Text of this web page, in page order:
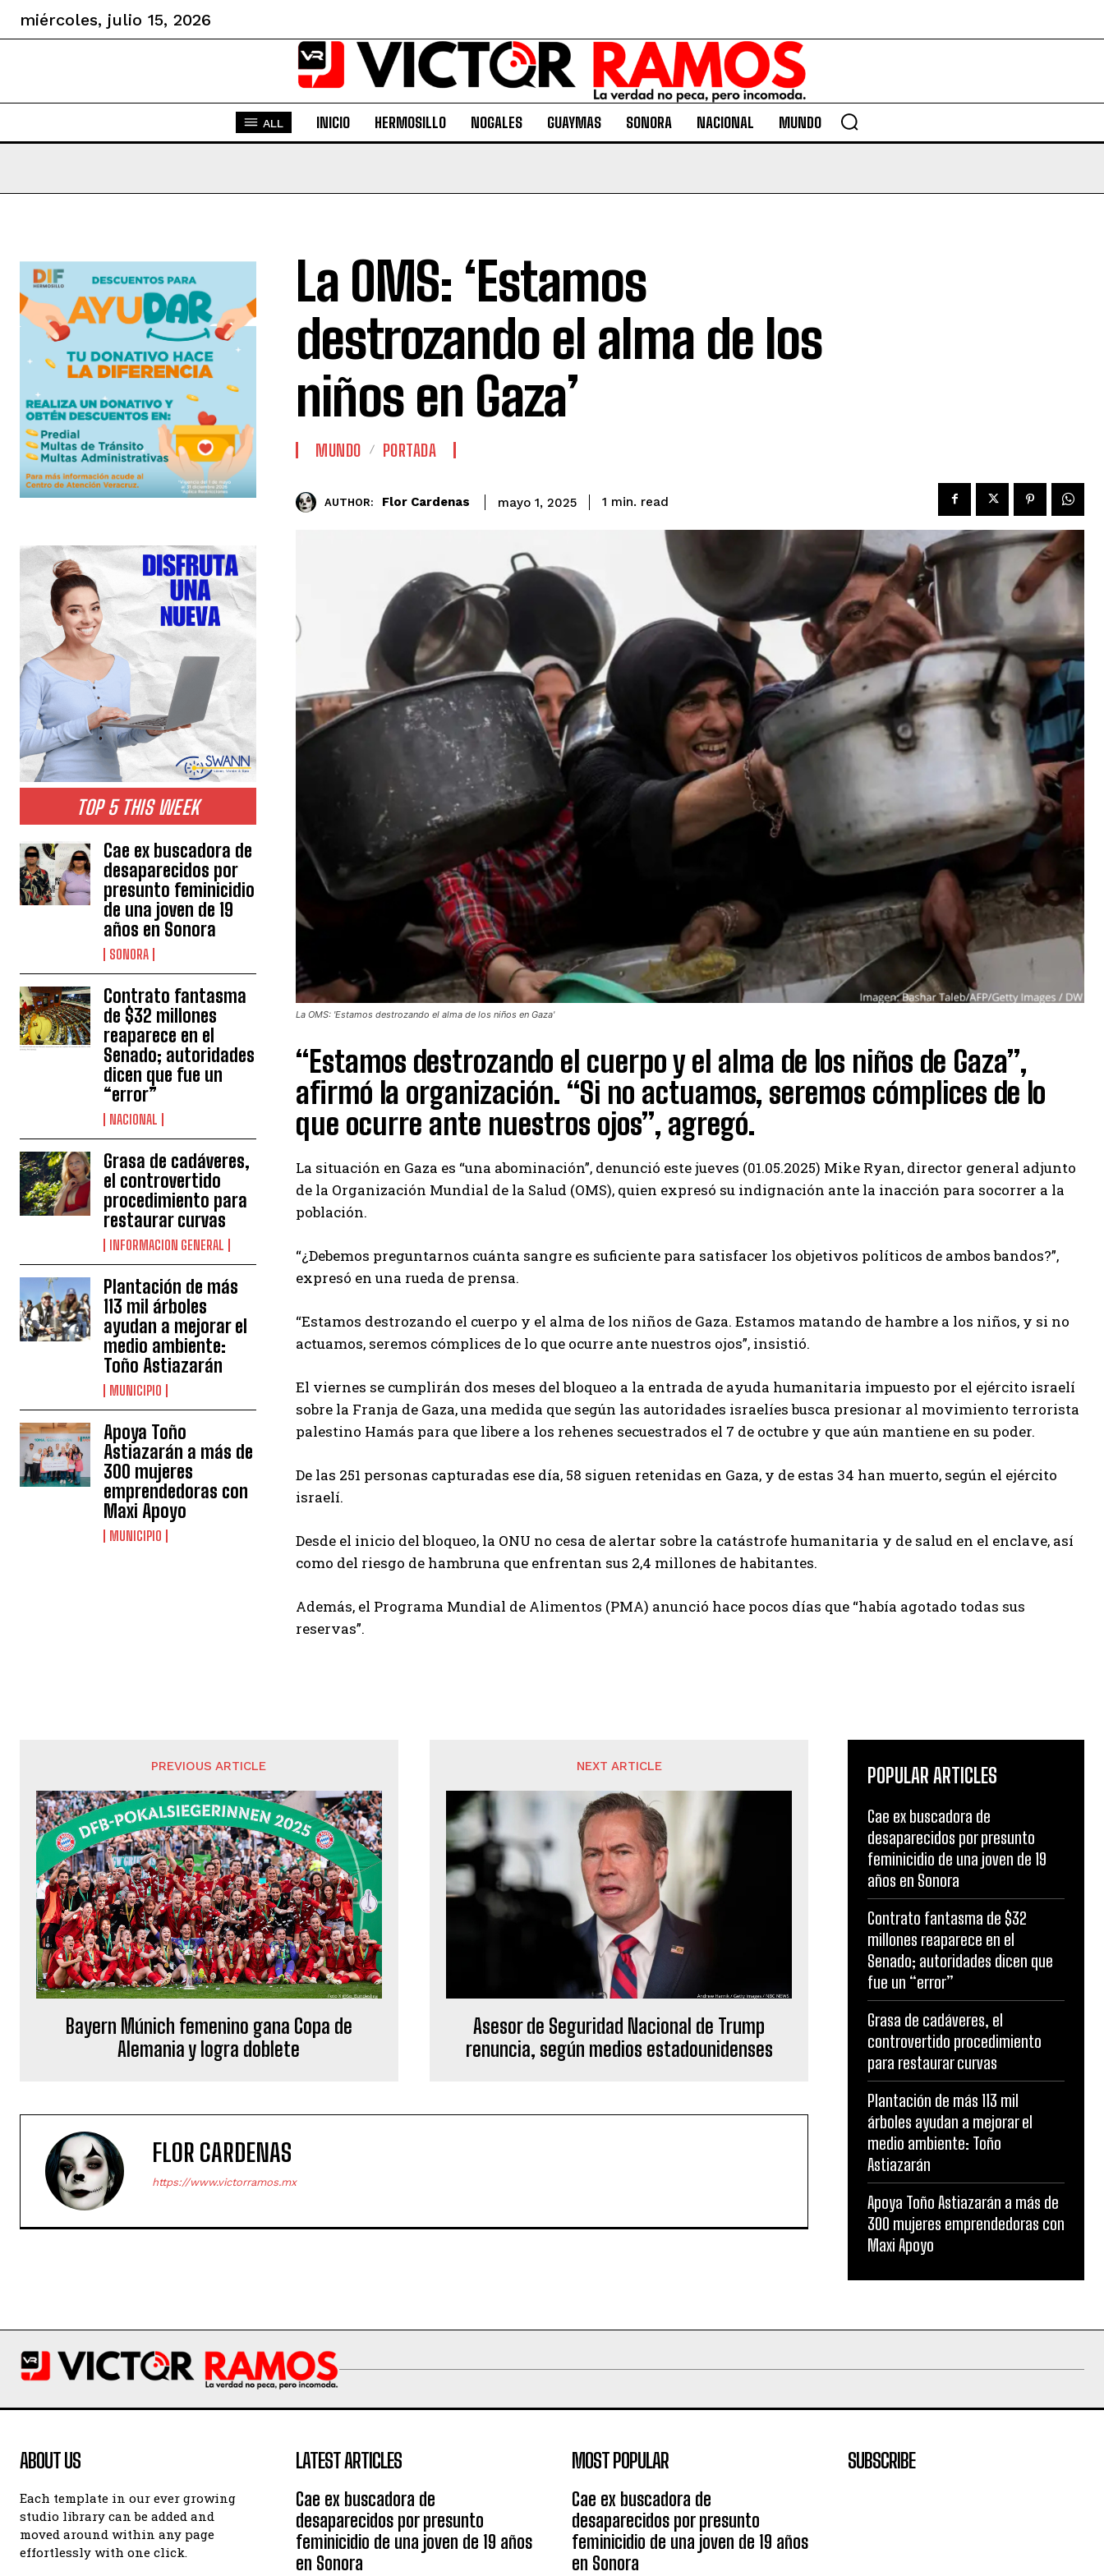
miércoles, julio 15, 2026
ALL INICIO HERMOSILLO NOGALES GUAYMAS SONORA NACIONAL MUNDO
TOP 5 THIS WEEK
Cae ex buscadora de
desaparecidos por
presunto feminicidio
de una joven de 19
años en Sonora
SONORA
Contrato fantasma
de $32 millones
reaparece en el
Senado; autoridades
dicen que fue un
“error”
NACIONAL
Grasa de cadáveres,
el controvertido
procedimiento para
restaurar curvas
INFORMACION GENERAL
Plantación de más
113 mil árboles
ayudan a mejorar el
medio ambiente:
Toño Astiazarán
MUNICIPIO
Apoya Toño
Astiazarán a más de
300 mujeres
emprendedoras con
Maxi Apoyo
MUNICIPIO
La OMS: ‘Estamos
destrozando el alma de los
niños en Gaza’
MUNDO PORTADA
AUTHOR: Flor Cardenas mayo 1, 2025 1 min. read
La OMS: 'Estamos destrozando el alma de los niños en Gaza'
“Estamos destrozando el cuerpo y el alma de los niños de Gaza”,
afirmó la organización. “Si no actuamos, seremos cómplices de lo
que ocurre ante nuestros ojos”, agregó.
La situación en Gaza es “una abominación”, denunció este jueves (01.05.2025) Mike Ryan, director general adjunto
de la Organización Mundial de la Salud (OMS), quien expresó su indignación ante la inacción para socorrer a la
población.
“¿Debemos preguntarnos cuánta sangre es suficiente para satisfacer los objetivos políticos de ambos bandos?”,
expresó en una rueda de prensa.
“Estamos destrozando el cuerpo y el alma de los niños de Gaza. Estamos matando de hambre a los niños, y si no
actuamos, seremos cómplices de lo que ocurre ante nuestros ojos”, insistió.
El viernes se cumplirán dos meses del bloqueo a la entrada de ayuda humanitaria impuesto por el ejército israelí
sobre la Franja de Gaza, una medida que según las autoridades israelíes busca presionar al movimiento terrorista
palestino Hamás para que libere a los rehenes secuestrados el 7 de octubre y que aún mantiene en su poder.
De las 251 personas capturadas ese día, 58 siguen retenidas en Gaza, y de estas 34 han muerto, según el ejército
israelí.
Desde el inicio del bloqueo, la ONU no cesa de alertar sobre la catástrofe humanitaria y de salud en el enclave, así
como del riesgo de hambruna que enfrentan sus 2,4 millones de habitantes.
Además, el Programa Mundial de Alimentos (PMA) anunció hace pocos días que “había agotado todas sus
reservas”.
PREVIOUS ARTICLE
Bayern Múnich femenino gana Copa de
Alemania y logra doblete
NEXT ARTICLE
Asesor de Seguridad Nacional de Trump
renuncia, según medios estadounidenses
FLOR CARDENAS
https://www.victorramos.mx
POPULAR ARTICLES
Cae ex buscadora de
desaparecidos por presunto
feminicidio de una joven de 19
años en Sonora
Contrato fantasma de $32
millones reaparece en el
Senado; autoridades dicen que
fue un “error”
Grasa de cadáveres, el
controvertido procedimiento
para restaurar curvas
Plantación de más 113 mil
árboles ayudan a mejorar el
medio ambiente: Toño
Astiazarán
Apoya Toño Astiazarán a más de
300 mujeres emprendedoras con
Maxi Apoyo
ABOUT US
Each template in our ever growing
studio library can be added and
moved around within any page
effortlessly with one click.
LATEST ARTICLES
Cae ex buscadora de
desaparecidos por presunto
feminicidio de una joven de 19 años
en Sonora
MOST POPULAR
Cae ex buscadora de
desaparecidos por presunto
feminicidio de una joven de 19 años
en Sonora
SUBSCRIBE